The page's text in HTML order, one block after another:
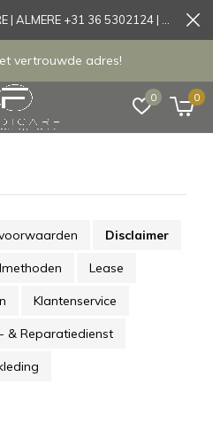
0 0
vertrouwde adres!
Disclaimer
Lease
Klantenservice
& Reparatiedienst